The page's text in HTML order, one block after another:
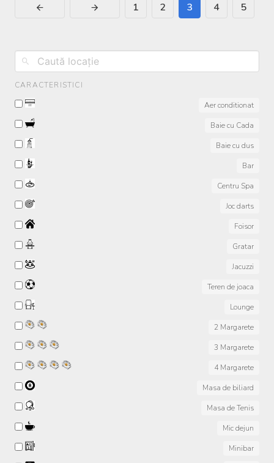
CARACTERISTICI
Aer conditionat
Baie cu Cada
Baie cu dus
Bar
Centru Spa
Joc darts
Foisor
Gratar
Jacuzzi
Teren de joaca
Lounge
2 Margarete
3 Margarete
4 Margarete
Masa de biliard
Masa de Tenis
Mic dejun
Minibar
1 2 3 4 5